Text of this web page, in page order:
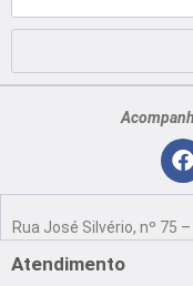
mail
F
c
Rua José Silvério, nº 75
Atendimento